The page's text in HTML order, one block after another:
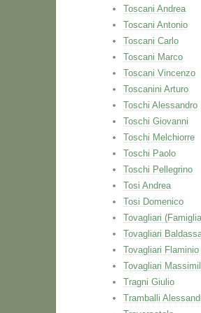
Toscani Andrea
Toscani Antonio
Toscani Carlo
Toscani Marco
Toscani Vincenzo
Toscanini Arturo
Toschi Alessandro
Toschi Giovanni
Toschi Melchiorre
Toschi Paolo
Toschi Pellegrino
Tosi Andrea
Tosi Domenico
Tovagliari
Tovagliari
Tovagliari Flaminio
Tovagliari
Tragni Giulio
Tramballi